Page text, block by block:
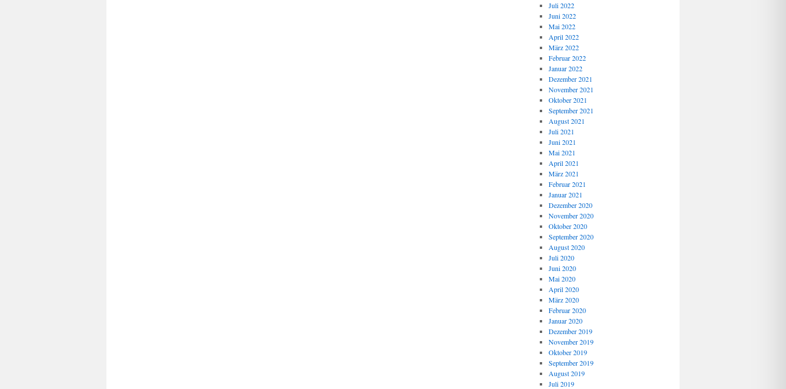
Juli 2022
Juni 2022
Mai 2022
April 2022
März 2022
Februar 2022
Januar 2022
Dezember 2021
November 2021
Oktober 2021
September 2021
August 2021
Juli 2021
Juni 2021
Mai 2021
April 2021
März 2021
Februar 2021
Januar 2021
Dezember 2020
November 2020
Oktober 2020
September 2020
August 2020
Juli 2020
Juni 2020
Mai 2020
April 2020
März 2020
Februar 2020
Januar 2020
Dezember 2019
November 2019
Oktober 2019
September 2019
August 2019
Juli 2019